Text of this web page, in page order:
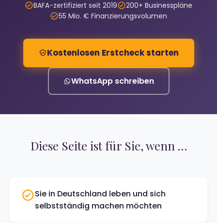
BAFA-zertifiziert seit 2019
200+ Businesspläne
55 Mio. € Finanzierungsvolumen
Kostenlosen Erstcheck starten
WhatsApp schreiben
Diese Seite ist für Sie, wenn …
Sie in Deutschland leben und sich
selbstständig machen möchten